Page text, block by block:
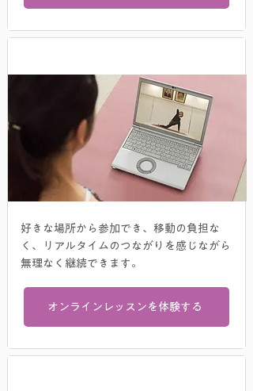
好きな場所から参加でき、移動の負担な
く、リアルタイムのつながりを感じながら
無理なく継続できます。
オンラインレッスンを体験する